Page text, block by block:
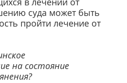
суда может быть
пройти лечение от
на состояние